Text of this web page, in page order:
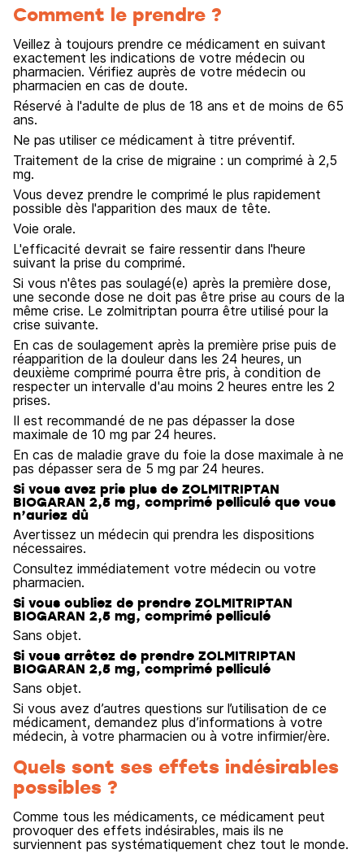
Comment le prendre ?
Veillez à toujours prendre ce médicament en suivant
exactement les indications de votre médecin ou
pharmacien. Vérifiez auprès de votre médecin ou
pharmacien en cas de doute.
Réservé à l'adulte de plus de 18 ans et de moins de 65
ans.
Ne pas utiliser ce médicament à titre préventif.
Traitement de la crise de migraine : un comprimé à 2,5
mg.
Vous devez prendre le comprimé le plus rapidement
possible dès l'apparition des maux de tête.
Voie orale.
L'efficacité devrait se faire ressentir dans l'heure
suivant la prise du comprimé.
Si vous n'êtes pas soulagé(e) après la première dose,
une seconde dose ne doit pas être prise au cours de la
même crise. Le zolmitriptan pourra être utilisé pour la
crise suivante.
En cas de soulagement après la première prise puis de
réapparition de la douleur dans les 24 heures, un
deuxième comprimé pourra être pris, à condition de
respecter un intervalle d'au moins 2 heures entre les 2
prises.
Il est recommandé de ne pas dépasser la dose
maximale de 10 mg par 24 heures.
En cas de maladie grave du foie la dose maximale à ne
pas dépasser sera de 5 mg par 24 heures.
Si vous avez pris plus de ZOLMITRIPTAN
BIOGARAN 2,5 mg, comprimé pelliculé que vous
n’auriez dû
Avertissez un médecin qui prendra les dispositions
nécessaires.
Consultez immédiatement votre médecin ou votre
pharmacien.
Si vous oubliez de prendre ZOLMITRIPTAN
BIOGARAN 2,5 mg, comprimé pelliculé
Sans objet.
Si vous arrêtez de prendre ZOLMITRIPTAN
BIOGARAN 2,5 mg, comprimé pelliculé
Sans objet.
Si vous avez d’autres questions sur l’utilisation de ce
médicament, demandez plus d’informations à votre
médecin, à votre pharmacien ou à votre infirmier/ère.
Quels sont ses effets indésirables
possibles ?
Comme tous les médicaments, ce médicament peut
provoquer des effets indésirables, mais ils ne
surviennent pas systématiquement chez tout le monde.